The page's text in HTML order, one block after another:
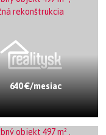
640 €/mesiac